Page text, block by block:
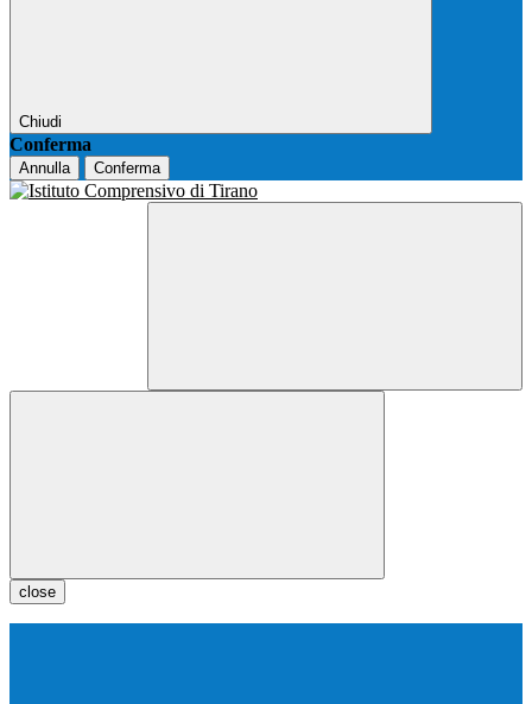
Chiudi
Conferma
Annulla Conferma
close